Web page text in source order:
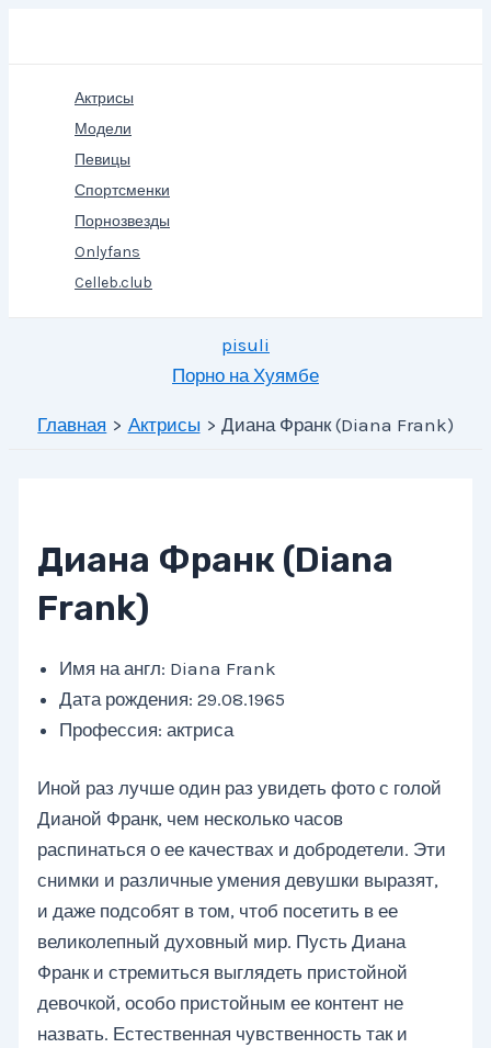
Актрисы
Модели
Певицы
Спортсменки
Порнозвезды
Onlyfans
Celleb.club
pisuli
Порно на Хуямбе
Главная Актрисы Диана Франк (Diana Frank)
Диана Франк (Diana
Frank)
Имя на англ: Diana Frank
Дата рождения: 29.08.1965
Профессия: актриса
Иной раз лучше один раз увидеть фото с голой
Дианой Франк, чем несколько часов
распинаться о ее качествах и добродетели. Эти
снимки и различные умения девушки выразят,
и даже подсобят в том, чтоб посетить в ее
великолепный духовный мир. Пусть Диана
Франк и стремиться выглядеть пристойной
девочкой, особо пристойным ее контент не
назвать. Естественная чувственность так и